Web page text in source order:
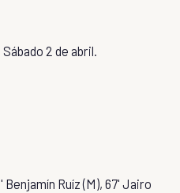
2 de abril.
Ruíz (M), 67' Jairo